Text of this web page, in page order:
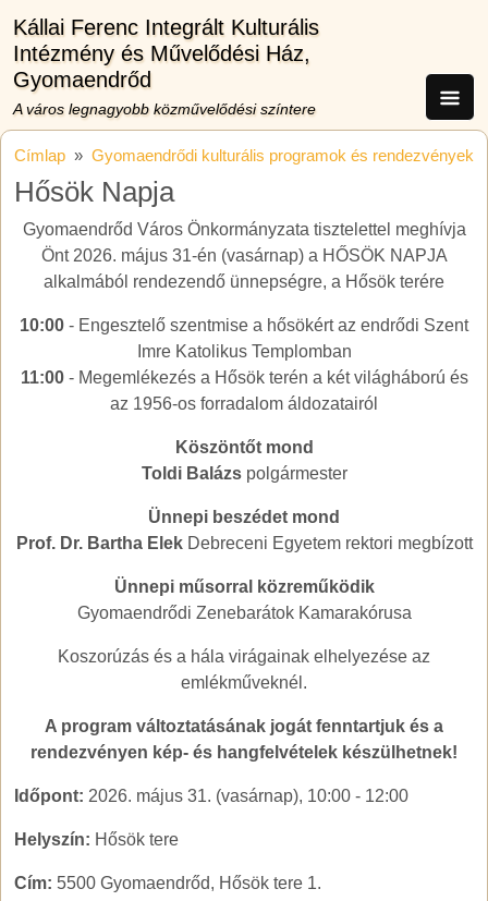
Kállai Ferenc Integrált Kulturális
Intézmény és Művelődési Ház,
Gyomaendrőd
A város legnagyobb közművelődési színtere
Címlap Gyomaendrődi kulturális programok és rendezvények
Hősök Napja
Gyomaendrőd Város Önkormányzata tisztelettel meghívja
Önt 2026. május 31-én (vasárnap) a HŐSÖK NAPJA
alkalmából rendezendő ünnepségre, a Hősök terére
10:00 - Engesztelő szentmise a hősökért az endrődi Szent
Imre Katolikus Templomban
11:00- Megemlékezés a Hősök terén a két világháború és
az 1956-os forradalom áldozatairól
Köszöntőt mond
Toldi Balázspolgármester
Ünnepi beszédet mond
Prof. Dr. Bartha Elek Debreceni Egyetem rektori megbízott
Ünnepi műsorral közreműködik
Gyomaendrődi Zenebarátok Kamarakórusa
Koszorúzás és a hála virágainak elhelyezése az
emlékműveknél.
A program változtatásának jogát fenntartjuk és a
rendezvényen kép- és hangfelvételek készülhetnek!
Időpont: 2026. május 31. (vasárnap), 10:00 - 12:00
Helyszín: Hősök tere
Cím: 5500 Gyomaendrőd, Hősök tere 1.